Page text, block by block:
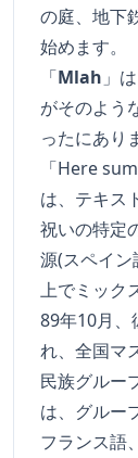
の庭、地下
始めます。
「Mlah 」
がそのよう
ったにあり
「Here
は、テキス
祝いの特定
源(スペイ
上でミック
89年10月、
れ、全国マ
民族グルー
は、グルー
フランス語